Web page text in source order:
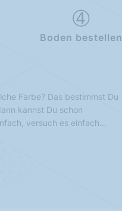
Boden bestellen
Farbe? Das bestimmst Du
kannst Du schon
versuch es einfach…